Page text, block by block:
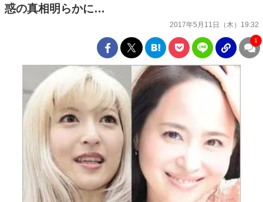
惑の真相明らかに…
2017年5月11日（木）19:32
1